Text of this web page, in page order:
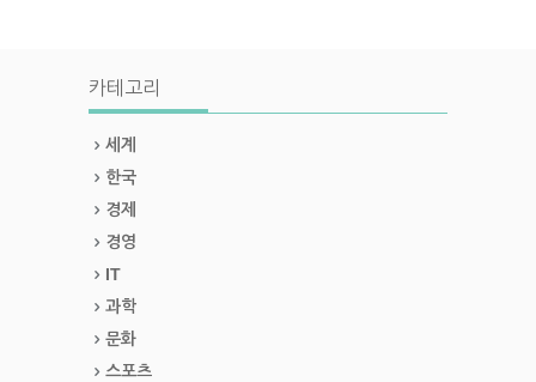
카테고리
세계
한국
경제
경영
IT
과학
문화
스포츠